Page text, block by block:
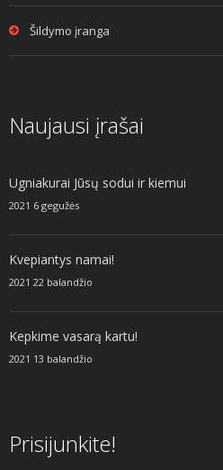
Šildymo įranga
Naujausi įrašai
Ugniakurai Jūsų sodui ir kiemui
2021 6 gegužės
Kvepiantys namai!
2021 22 balandžio
Kepkime vasarą kartu!
2021 13 balandžio
Prisijunkite!